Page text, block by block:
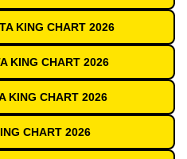
KING CHART 2026
KING CHART 2026
KING CHART 2026
CHART 2026